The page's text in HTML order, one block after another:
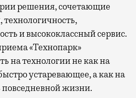
решения, сочетающие
и высококлассный сервис.
«Технопарк»
на технологии не как на
устаревающее, а как на
повседневной жизни.